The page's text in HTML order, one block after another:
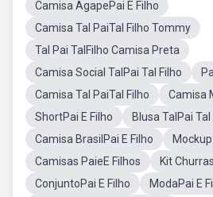
Camisa AgapePai E Filho
Camisa Tal PaiTal Filho Tommy
Tal Pai TalFilho Camisa Preta
Camisa Social TalPai Tal Filho
Camisa Tal PaiTal Filho
Camisa
ShortPai E Filho
Blusa TalPai Tal
Camisa BrasilPai E Filho
Camisas PaieE Filhos
Kit
ConjuntoPai E Filho
ModaPai E